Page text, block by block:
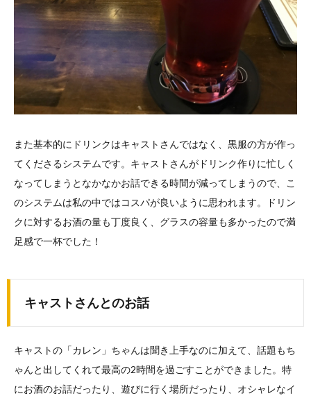
また基本的にドリンクはキャストさんではなく、黒服の方が作っ
てくださるシステムです。キャストさんがドリンク作りに忙しく
なってしまうとなかなかお話できる時間が減ってしまうので、こ
のシステムは私の中ではコスパが良いように思われます。ドリン
クに対するお酒の量も丁度良く、グラスの容量も多かったので満
足感で一杯でした！
キャストさんとのお話
キャストの「カレン」ちゃんは聞き上手なのに加えて、話題もち
ゃんと出してくれて最高の2時間を過ごすことができました。特
にお酒のお話だったり、遊びに行く場所だったり、オシャレなイ